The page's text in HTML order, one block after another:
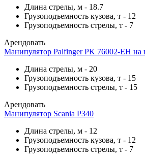
Длина стрелы, м - 18.7
Грузоподъемность кузова, т - 12
Грузоподъемность стрелы, т - 7
Арендовать
Манипулятор Palfinger PK 76002-EH на
Длина стрелы, м - 20
Грузоподъемность кузова, т - 15
Грузоподъемность стрелы, т - 15
Арендовать
Манипулятор Scania P340
Длина стрелы, м - 12
Грузоподъемность кузова, т - 12
Грузоподъемность стрелы, т - 7